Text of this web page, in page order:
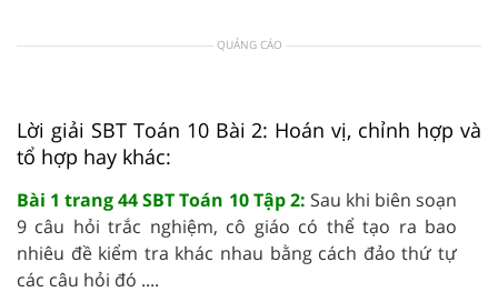
QUẢNG CÁO
Lời giải SBT Toán 10 Bài 2: Hoán vị, chỉnh hợp và
tổ hợp hay khác:
Bài 1 trang 44 SBT Toán 10 Tập 2: Sau khi biên soạn
9 câu hỏi trắc nghiệm, cô giáo có thể tạo ra bao
nhiêu đề kiểm tra khác nhau bằng cách đảo thứ tự
các câu hỏi đó ....